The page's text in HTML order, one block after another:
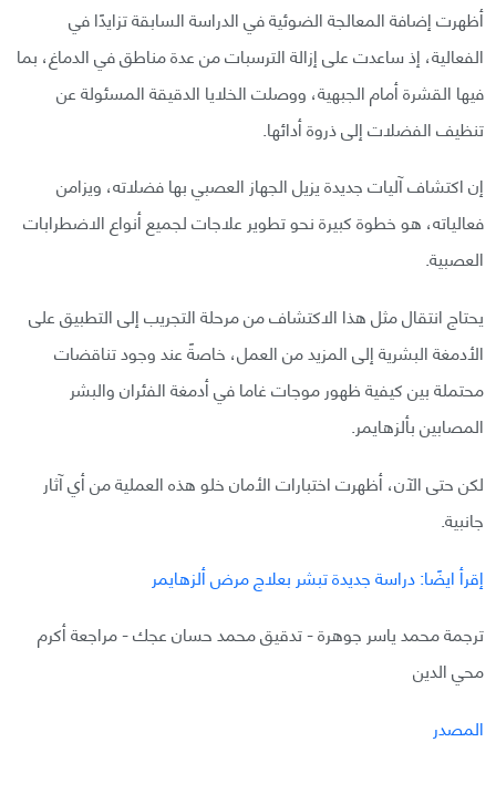
أظهرت إضافة المعالجة الضوئية في الدراسة السابقة تزايدًا في
الفعالية، إذ ساعدت على إزالة الترسبات من عدة مناطق في الدماغ، بما
فيها القشرة أمام الجبهية، ووصلت الخلايا الدقيقة المسئولة عن
تنظيف الفضلات إلى ذروة أدائها.
إن اكتشاف آليات جديدة يزيل الجهاز العصبي بها فضلاته، ويزامن
فعالياته، هو خطوة كبيرة نحو تطوير علاجات لجميع أنواع الاضطرابات
العصبية.
يحتاج انتقال مثل هذا الاكتشاف من مرحلة التجريب إلى التطبيق على
الأدمغة البشرية إلى المزيد من العمل، خاصةً عند وجود تناقضات
محتملة بين كيفية ظهور موجات غاما في أدمغة الفئران والبشر
المصابين بألزهايمر.
لكن حتى الآن، أظهرت اختبارات الأمان خلو هذه العملية من أي آثار
جانبية.
إقرأ ايضًا: دراسة جديدة تبشر بعلاج مرض ألزهايمر
ترجمة محمد ياسر جوهرة - تدقيق محمد حسان عجك - مراجعة أكرم
محي الدين
المصدر